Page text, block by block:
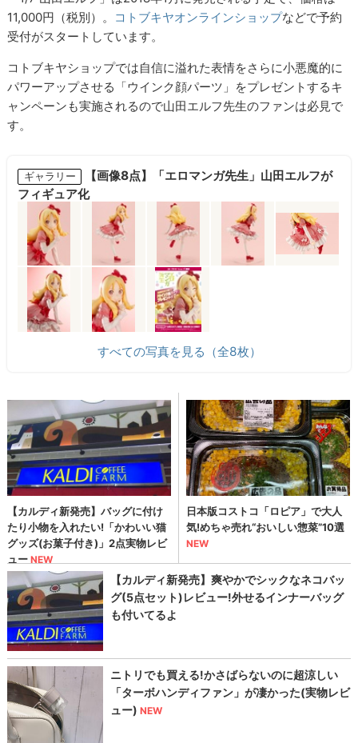
11,000円（税別）。
コトブキヤオンラインショップなどで予約
受付がスタートしています。
コトブキヤショップでは自信に溢れた表情をさらに小悪魔的に
パワーアップさせる「ウインク顔パーツ」をプレゼントするキ
ャンペーンも実施されるので山田エルフ先生のファンは必見で
す。
ギャラリー
【画像8点】「エロマンガ先生」山田エルフが
フィギュア化
すべての写真を見る（全8枚）